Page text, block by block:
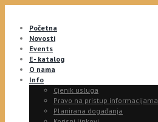
Početna
Novosti
Events
E- katalog
O nama
Info
Cjenik usluga
Pravo na pristup informacijama
Planirana događanja